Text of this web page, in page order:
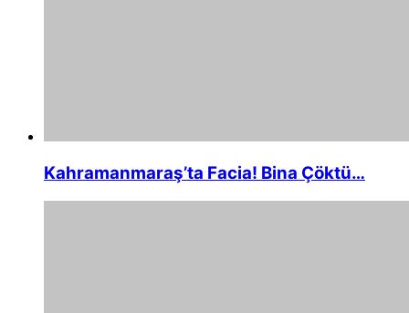
Kahramanmaraş’ta Facia! Bina Çöktü…